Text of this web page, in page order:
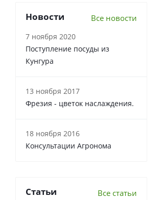
Новости Все новости
7 ноября 2020
Поступление посуды из
Кунгура
13 ноября 2017
Фрезия - цветок наслаждения.
18 ноября 2016
Консультации Агронома
Статьи Все статьи